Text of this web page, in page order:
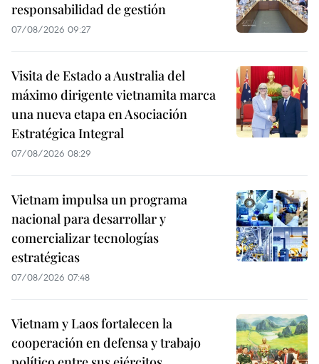
responsabilidad de gestión
07/08/2026 09:27
Visita de Estado a Australia del
máximo dirigente vietnamita marca
una nueva etapa en Asociación
Estratégica Integral
07/08/2026 08:29
Vietnam impulsa un programa
nacional para desarrollar y
comercializar tecnologías
estratégicas
07/08/2026 07:48
Vietnam y Laos fortalecen la
cooperación en defensa y trabajo